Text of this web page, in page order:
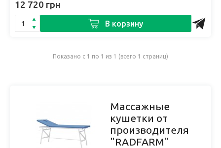
12 720 грн
В корзину
Показано с 1 по 1 из 1 (всего 1 страниц)
Массажные
кушетки от
производителя
"RADFARM"